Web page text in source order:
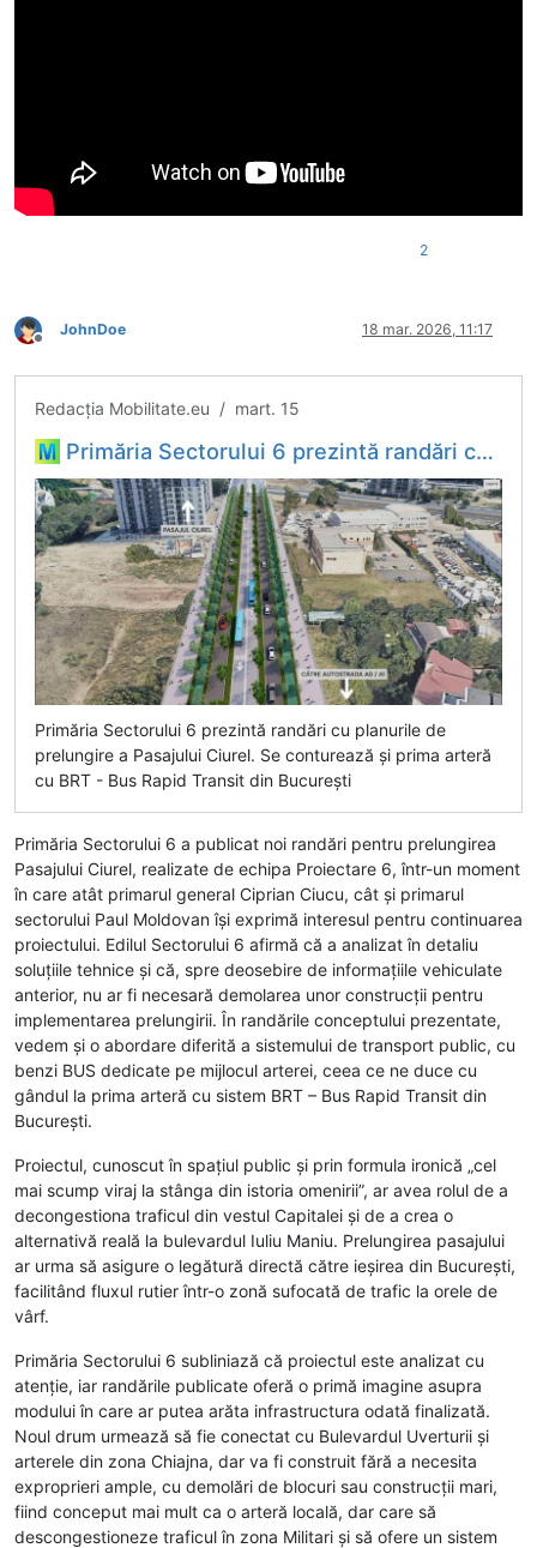
2
Deconectat
JohnDoe 18 mar. 2026, 11:17
Redacția Mobilitate.eu / mart. 15
Primăria Sectorului 6 prezintă randări cu planurile de prelungire a Pasajului Ciurel. Se conturează și prima arteră cu BRT - Bus Rapid Transit din București - Hubul tău de informații din domeniul...
Primăria Sectorului 6 prezintă randări cu planurile de
prelungire a Pasajului Ciurel. Se conturează și prima arteră
cu BRT - Bus Rapid Transit din București
Primăria Sectorului 6 a publicat noi randări pentru prelungirea
Pasajului Ciurel, realizate de echipa Proiectare 6, într-un moment
în care atât primarul general Ciprian Ciucu, cât și primarul
sectorului Paul Moldovan își exprimă interesul pentru continuarea
proiectului. Edilul Sectorului 6 afirmă că a analizat în detaliu
soluțiile tehnice și că, spre deosebire de informațiile vehiculate
anterior, nu ar fi necesară demolarea unor construcții pentru
implementarea prelungirii. În randările conceptului prezentate,
vedem și o abordare diferită a sistemului de transport public, cu
benzi BUS dedicate pe mijlocul arterei, ceea ce ne duce cu
gândul la prima arteră cu sistem BRT – Bus Rapid Transit din
București.
Proiectul, cunoscut în spațiul public și prin formula ironică „cel
mai scump viraj la stânga din istoria omenirii”, ar avea rolul de a
decongestiona traficul din vestul Capitalei și de a crea o
alternativă reală la bulevardul Iuliu Maniu. Prelungirea pasajului
ar urma să asigure o legătură directă către ieșirea din București,
facilitând fluxul rutier într-o zonă sufocată de trafic la orele de
vârf.
Primăria Sectorului 6 subliniază că proiectul este analizat cu
atenție, iar randările publicate oferă o primă imagine asupra
modului în care ar putea arăta infrastructura odată finalizată.
Noul drum urmează să fie conectat cu Bulevardul Uverturii și
arterele din zona Chiajna, dar va fi construit fără a necesita
exproprieri ample, cu demolări de blocuri sau construcții mari,
fiind conceput mai mult ca o arteră locală, dar care să
descongestioneze traficul în zona Militari și să ofere un sistem